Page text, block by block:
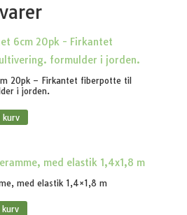
20pk – Firkantet fiberpotte til
i jorden.
med elastik 1,4×1,8 m